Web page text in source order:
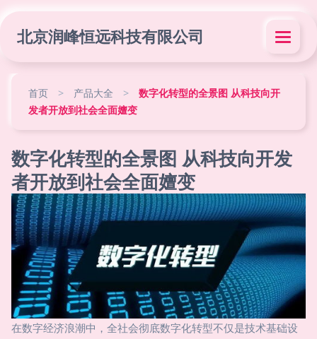
北京润峰恒远科技有限公司
首页 > 产品大全 >
数字化转型的全景图 从科技向开
发者开放到社会全面嬗变
数字化转型的全景图 从科技向开发
者开放到社会全面嬗变
在数字经济浪潮中，全社会彻底数字化转型不仅是技术基础设